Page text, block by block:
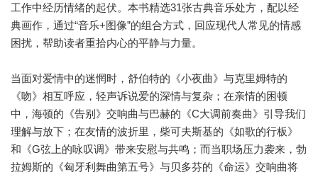
工作中经历情绪的起伏。本书精选31张古典音乐处方，配以经
典画作，通过“音乐+图像”的组合方式，回应现代人常见的情感
困扰，帮助读者重拾内心的平静与力量。
当面对爱情中的迷惘时，舒伯特的《小夜曲》与克里姆特的
《吻》相互呼应，轻声诉说爱的深情与复杂；在亲情的困顿
中，海顿的《告别》交响曲与巴赫的《C大调前奏曲》引导我们
理解与放下；在友情的波折里，柴可夫斯基的《如歌的行板》
和《G弦上的咏叹调》带来安慰与共鸣；而当职场压力袭来，勃
拉姆斯的《匈牙利舞曲第五号》与贝多芬的《命运》交响曲将